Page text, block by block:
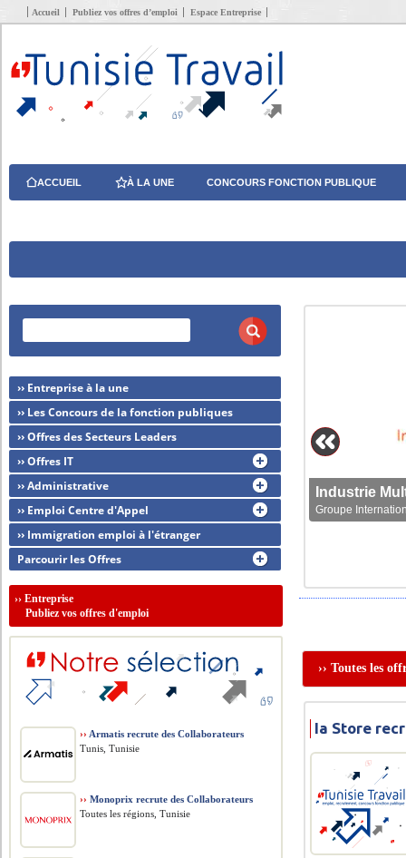
Accueil Publiez vos offres d’emploi Espace Entreprise
ACCUEIL À LA UNE CONCOURS FONCTION PUBLIQUE
Groupe
›› Toutes les
Ia Store
›› Entreprise à la une
›› Les Concours de la fonction publiques
›› Offres des Secteurs Leaders
›› Offres IT
›› Administrative
›› Emploi Centre d'Appel
›› Immigration emploi à l'étranger
Parcourir les Offres
››Entreprise
Publiez vos offres d'emploi
›› Armatis recrute des Collaborateurs
Tunis, Tunisie
›› Monoprix recrute des Collaborateurs
Toutes les régions, Tunisie